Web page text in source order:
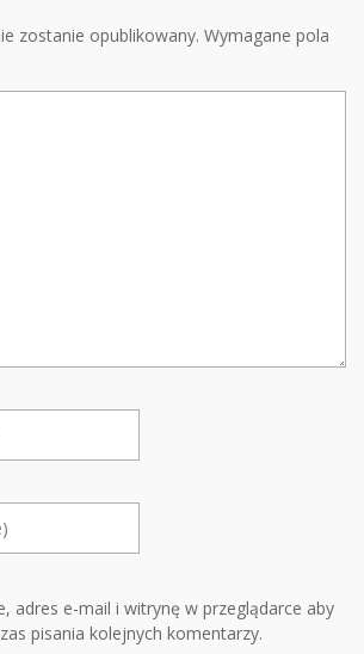
zostanie opublikowany. Wymagane pola
adres e-mail i witrynę w przeglądarce aby
pisania kolejnych komentarzy.